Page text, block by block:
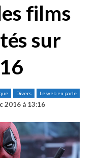
films
sur
Divers Le web en parle
2016 à 13:16